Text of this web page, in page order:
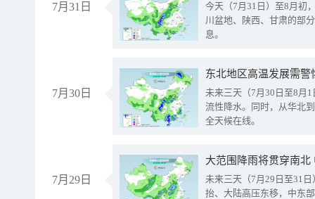
7月31日
今天（7月31日）至8月初
川盆地、陕西、甘肃的部
息。
7月30日
东北地区高温发展需
未来三天（7月30日至8月
流性降水。同时，从华北
全天候在线。
7月29日
大范围降雨将贯穿南
未来三天（7月29日至31
抬、大陆高压东移，中东